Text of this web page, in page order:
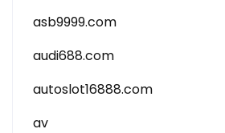
asb9999.com
audi688.com
autoslot16888.com
av